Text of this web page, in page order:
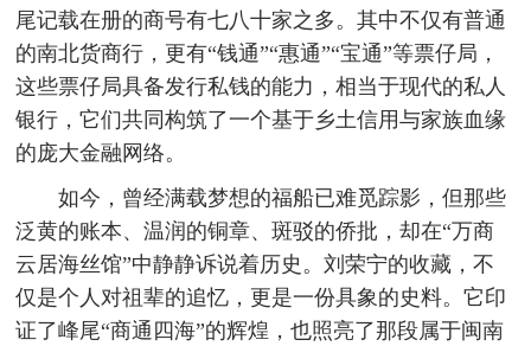
尾记载在册的商号有七八十家之多。其中不仅有普通
的南北货商行，更有“钱通”“惠通”“宝通”等票仔局，
这些票仔局具备发行私钱的能力，相当于现代的私人
银行，它们共同构筑了一个基于乡土信用与家族血缘
的庞大金融网络。
如今，曾经满载梦想的福船已难觅踪影，但那些
泛黄的账本、温润的铜章、斑驳的侨批，却在“万商
云居海丝馆”中静静诉说着历史。刘荣宁的收藏，不
仅是个人对祖辈的追忆，更是一份具象的史料。它印
证了峰尾“商通四海”的辉煌，也照亮了那段属于闽南